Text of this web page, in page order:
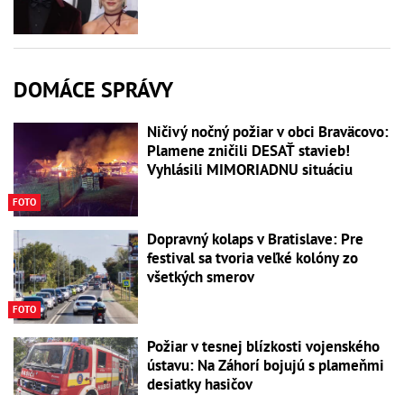
DOMÁCE SPRÁVY
FOTO
Ničivý nočný požiar v obci Braväcovo:
Plamene zničili DESAŤ stavieb!
Vyhlásili MIMORIADNU situáciu
FOTO
Dopravný kolaps v Bratislave: Pre
festival sa tvoria veľké kolóny zo
všetkých smerov
Požiar v tesnej blízkosti vojenského
ústavu: Na Záhorí bojujú s plameňmi
desiatky hasičov